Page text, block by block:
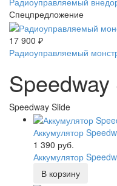
Спецпредложение
17 900 ₽
Радиоуправляемый
Speedway
Speedway Slide
Аккумулятор
1 390 руб.
Аккумулятор